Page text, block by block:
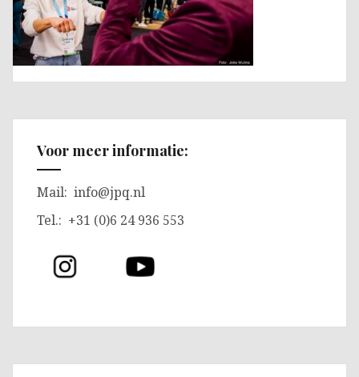
Voor meer informatie:
Mail: info@jpq.nl
Tel.: +31 (0)6 24 936 553